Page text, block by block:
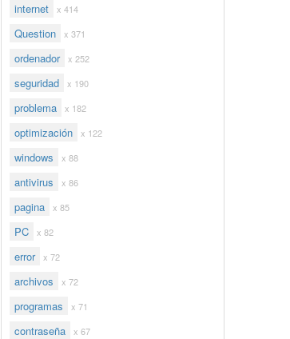
internet x 414
Question x 371
ordenador x 252
seguridad x 190
problema x 182
optimización x 122
windows x 88
antivirus x 86
pagina x 85
PC x 82
error x 72
archivos x 72
programas x 71
contraseña x 67